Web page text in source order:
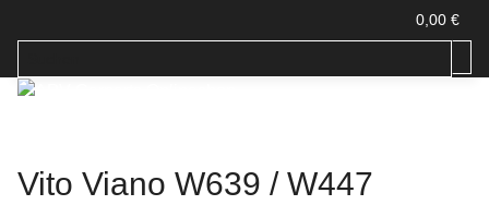
0,00 €
Vito Viano W639 / W447